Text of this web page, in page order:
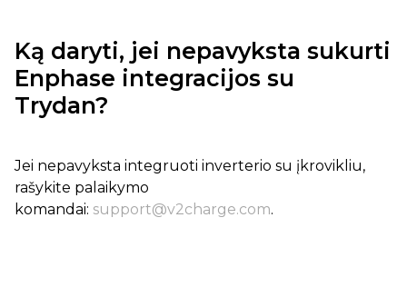
Ką daryti, jei nepavyksta sukurti
Enphase integracijos su
Trydan?
Jei nepavyksta integruoti inverterio su įkrovikliu,
rašykite palaikymo
komandai: support@v2charge.com.